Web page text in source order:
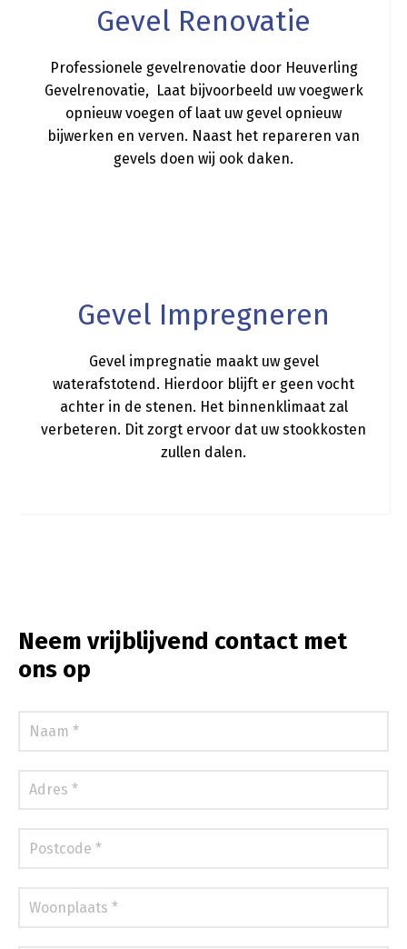
Gevel Renovatie
Professionele gevelrenovatie door Heuverling
Gevelrenovatie, Laat bijvoorbeeld uw voegwerk
opnieuw voegen of laat uw gevel opnieuw
bijwerken en verven. Naast het repareren van
gevels doen wij ook daken.
Gevel Impregneren
Gevel impregnatie maakt uw gevel
waterafstotend. Hierdoor blijft er geen vocht
achter in de stenen. Het binnenklimaat zal
verbeteren. Dit zorgt ervoor dat uw stookkosten
zullen dalen.
Neem vrijblijvend contact met
ons op